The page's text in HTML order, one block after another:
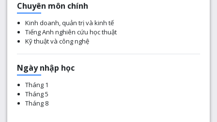
Chuyên môn chính
Kinh doanh, quản trị và kinh tế
Tiếng Anh nghiên cứu học thuật
Kỹ thuật và công nghệ
Ngày nhập học
Tháng 1
Tháng 5
Tháng 8